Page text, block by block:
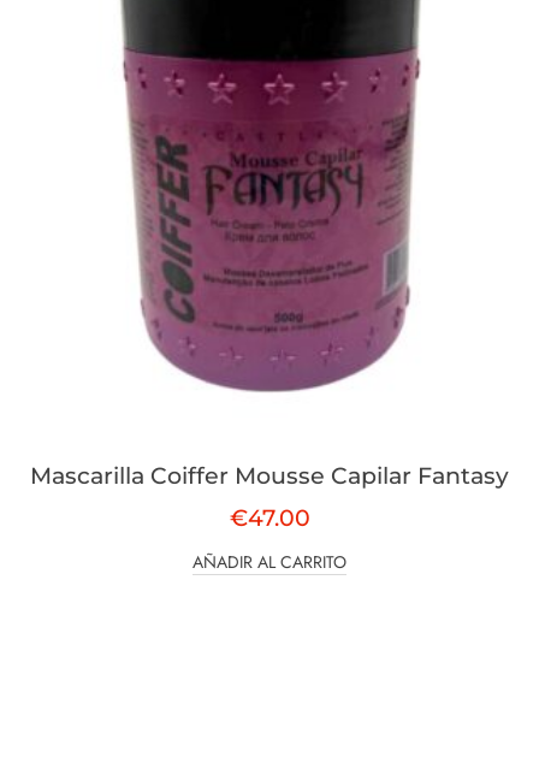
Mascarilla Coiffer Mousse Capilar Fantasy
€47.00
AÑADIR AL CARRITO